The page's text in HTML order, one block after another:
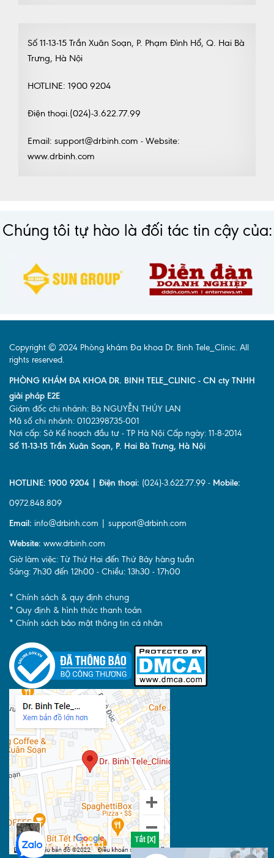
Số 11-13-15 Trần Xuân Soạn, P. Phạm Đình Hổ, Q. Hai Bà
Trưng, Hà Nội
HOTLINE: 1900 9204
Điện thoại.(024)-3.622.77.99
Email: support@drbinh.com - Website:
www.drbinh.com
Chúng tôi tự hào là đối tác tin cậy của:
Copyright © 2024 Phòng khám Đa khoa Dr. Binh Tele_Clinic. All
rights reserved.
PHÒNG KHÁM ĐA KHOA DR. BINH TELE_CLINIC - CN cty TNHH
giải pháp E2E
Giám đốc chi nhánh: Bà NGUYỄN THÚY LAN
Mã số chi nhánh: 0102398735-001
Nơi cấp: Sở Kế hoạch đầu tư - TP Hà Nội Cấp ngày: 11-8-2014
Số 11-13-15 Trần Xuân Soạn, P. Hai Bà Trưng, Hà Nội
HOTLINE: 1900 9204 | Điện thoại: (024)-3.622.77.99 - Mobile:
0972.848.809
Email: info@drbinh.com | support@drbinh.com
Website: www.drbinh.com
Giờ làm việc: Từ Thứ Hai đến Thứ Bảy hàng tuần
Sáng: 7h30 đến 12h00 - Chiều: 13h30 - 17h00
* Chính sách & quy định chung
* Quy định & hình thức thanh toán
* Chính sách bảo mật thông tin cá nhân